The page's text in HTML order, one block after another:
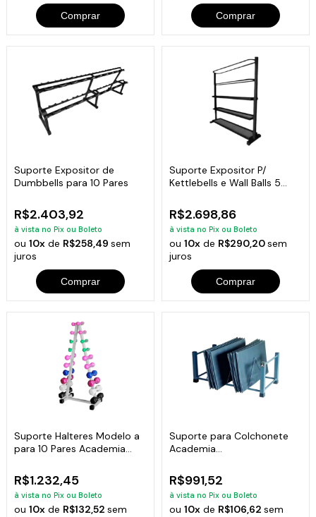
Comprar Comprar
Suporte Expositor de
Dumbbells para 10 Pares
R$2.403,92
à vista no Pix ou Boleto
ou10x de R$258,49sem
juros
Comprar
Suporte Expositor P/
Kettlebells e Wall Balls 5
R$2.698,86
à vista no Pix ou Boleto
ou 10xde R$290,20sem
juros
Comprar
Suporte Halteres Modelo a
para 10 Pares Academia
R$1.232,45
à vista no Pix ou Boleto
ou10x de R$132,52sem
Suporte para Colchonete
Academia
R$991,52
à vista no Pix ou Boleto
ou 10xde R$106,62 sem